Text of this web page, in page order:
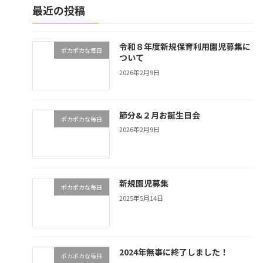
最近の投稿
ポカポカな毎日
令和８年度新規保育利用園児募集に
ついて
2026年2月9日
ポカポカな毎日 節分&２月お誕生日会
2026年2月9日
ポカポカな毎日 新規園児募集
2025年5月14日
ポカポカな毎日 2024年無事に終了しました！